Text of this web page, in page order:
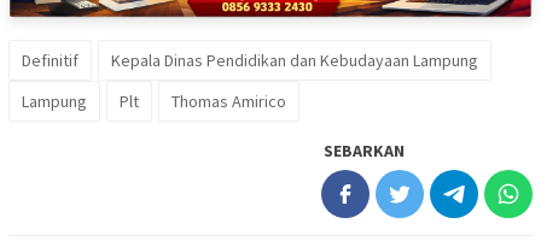
Definitif
Kepala Dinas Pendidikan dan Kebudayaan Lampung
Lampung
Plt Thomas Amirico
SEBARKAN